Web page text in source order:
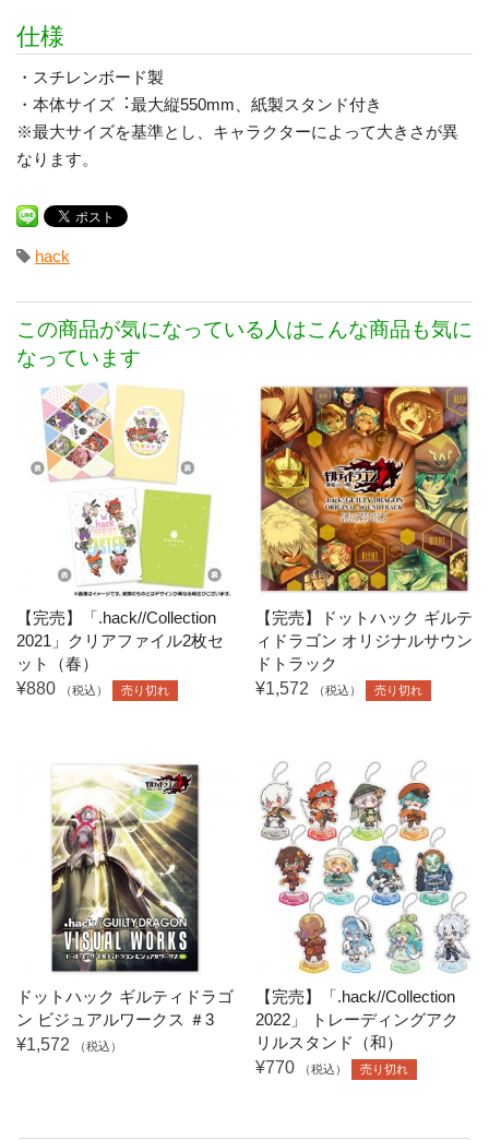
仕様
・スチレンボード製
・本体サイズ︓最大縦550mm、紙製スタンド付き
※最大サイズを基準とし、キャラクターによって大きさが異
なります。
hack
この商品が気になっている人はこんな商品も気に
なっています
【完売】「.hack//Collection
2021」クリアファイル2枚セ
ット（春）
¥880
（税込） 売り切れ
【完売】ドットハック ギルテ
ィドラゴン オリジナルサウン
ドトラック
¥1,572
（税込） 売り切れ
ドットハック ギルティドラゴ
ン ビジュアルワークス ＃3
¥1,572
（税込）
【完売】「.hack//Collection
2022」 トレーディングアク
リルスタンド（和）
¥770
（税込） 売り切れ